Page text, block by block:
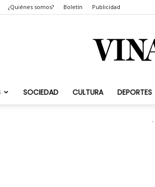
¿Quiénes somos? Boletín Publicidad
SOCIEDAD CULTURA DEPORTES
-